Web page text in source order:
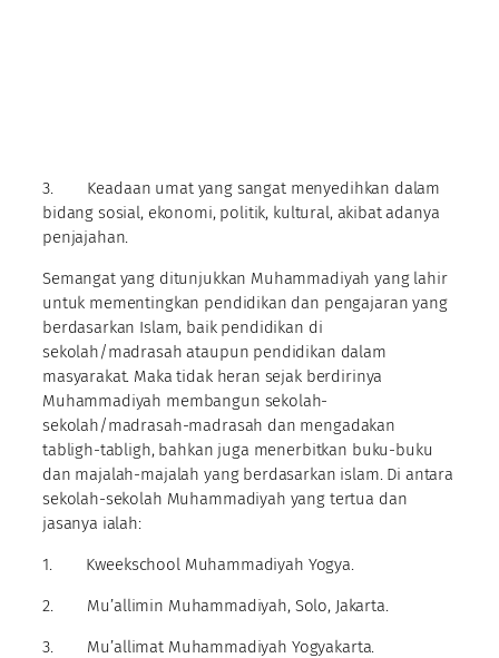
3. Keadaan umat yang sangat menyedihkan dalam
bidang sosial, ekonomi, politik, kultural, akibat adanya
penjajahan.
Semangat yang ditunjukkan Muhammadiyah yang lahir
untuk mementingkan pendidikan dan pengajaran yang
berdasarkan Islam, baik pendidikan di
sekolah/madrasah ataupun pendidikan dalam
masyarakat. Maka tidak heran sejak berdirinya
Muhammadiyah membangun sekolah-
sekolah/madrasah-madrasah dan mengadakan
tabligh-tabligh, bahkan juga menerbitkan buku-buku
dan majalah-majalah yang berdasarkan islam. Di antara
sekolah-sekolah Muhammadiyah yang tertua dan
jasanya ialah:
1. Kweekschool Muhammadiyah Yogya.
2. Mu’allimin Muhammadiyah, Solo, Jakarta.
3. Mu’allimat Muhammadiyah Yogyakarta.